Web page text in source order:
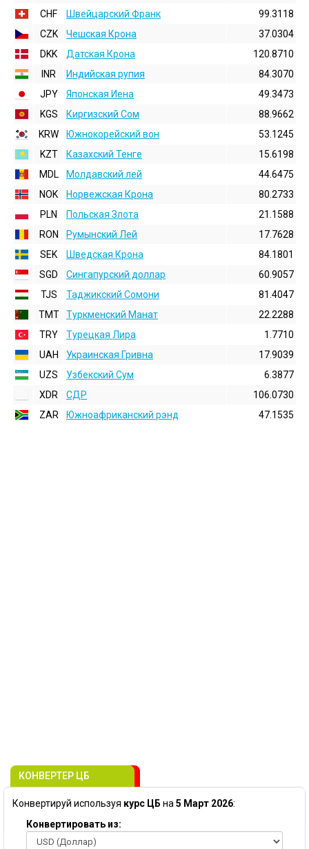
CHF
Швейцарский Франк
99.3118
CZK
Чешская Крона
37.0304
DKK
Датская Крона
120.8710
INR
Индийская pупия
84.3070
JPY
Японская Иена
49.3473
KGS
Киргизский Сом
88.9662
KRW
Южнокорейский вон
53.1245
KZT
Казахский Тенге
15.6198
MDL
Молдавский лей
44.6475
NOK
Норвежская Крона
80.2733
PLN
Польская Злота
21.1588
RON
Румынский Лей
17.7628
SEK
Шведская Крона
84.1801
SGD
Сингапурский доллар
60.9057
TJS
Таджикский Сомони
81.4047
TMT
Туркменский Манат
22.2288
TRY
Турецкая Лира
1.7710
UAH
Украинская Гривна
17.9039
UZS
Узбекский Сум
6.3877
XDR
СДР
106.0730
ZAR
Южноафриканский рэнд 47.1535
КОНВЕРТЕР ЦБ
Конвертируй используя курс ЦБ на 5 Март 2026:
Конвертировать из: